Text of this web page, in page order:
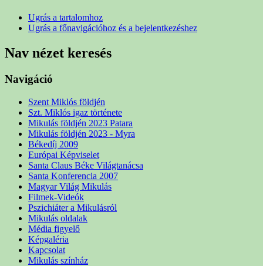
Ugrás a tartalomhoz
Ugrás a főnavigációhoz és a bejelentkezéshez
Nav nézet keresés
Navigáció
Szent Miklós földjén
Szt. Miklós igaz története
Mikulás földjén 2023 Patara
Mikulás földjén 2023 - Myra
Békedíj 2009
Európai Képviselet
Santa Claus Béke Világtanácsa
Santa Konferencia 2007
Magyar Világ Mikulás
Filmek-Videók
Pszichiáter a Mikulásról
Mikulás oldalak
Média figyelő
Képgaléria
Kapcsolat
Mikulás színház